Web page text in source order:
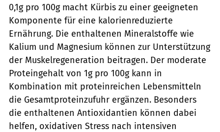
0,1g pro 100g macht Kürbis zu einer geeigneten
Komponente für eine kalorienreduzierte
Ernährung. Die enthaltenen Mineralstoffe wie
Kalium und Magnesium können zur Unterstützung
der Muskelregeneration beitragen. Der moderate
Proteingehalt von 1g pro 100g kann in
Kombination mit proteinreichen Lebensmitteln
die Gesamtproteinzufuhr ergänzen. Besonders
die enthaltenen Antioxidantien können dabei
helfen, oxidativen Stress nach intensiven